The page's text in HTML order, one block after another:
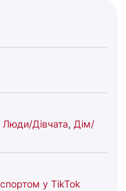
Люди/Дівчата, Дім/
у TikTok